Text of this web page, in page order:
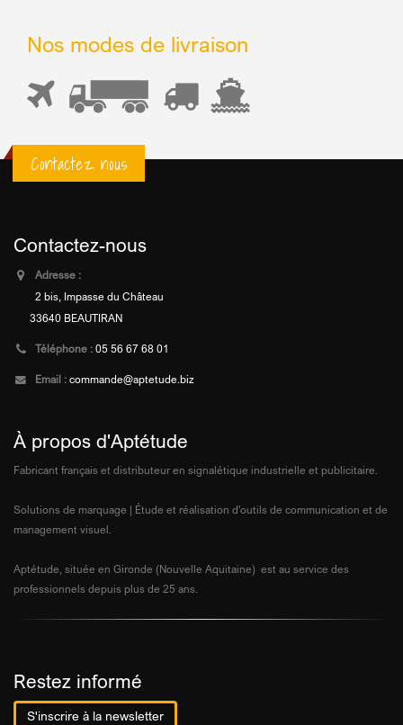
Nos modes de livraison
Contactez nous
Contactez-nous
Adresse :
2 bis, Impasse du Château
33640 BEAUTIRAN
Téléphone : 05 56 67 68 01
Email : commande@aptetude.biz
À propos d'Aptétude
Fabricant français et distributeur en signalétique industrielle et publicitaire.
Solutions de marquage | Étude et réalisation d'outils de communication et de
management visuel.
Aptétude, située en Gironde (Nouvelle Aquitaine) est au service des
professionnels depuis plus de 25 ans.
Restez informé
S'inscrire à la newsletter